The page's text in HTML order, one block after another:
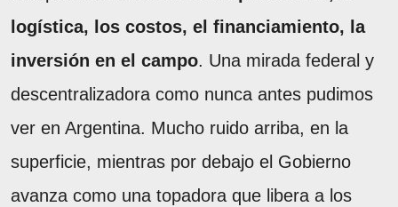
logística, los costos, el financiamiento, la
inversión en el campo. Una mirada federal y
descentralizadora como nunca antes pudimos
ver en Argentina. Mucho ruido arriba, en la
superficie, mientras por debajo el Gobierno
avanza como una topadora que libera a los